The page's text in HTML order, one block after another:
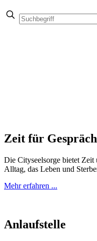
Zeit für Gespräch
Die Cityseelsorge bietet Zeit
Alltag, das Leben und
Mehr erfahren ...
Anlaufstelle